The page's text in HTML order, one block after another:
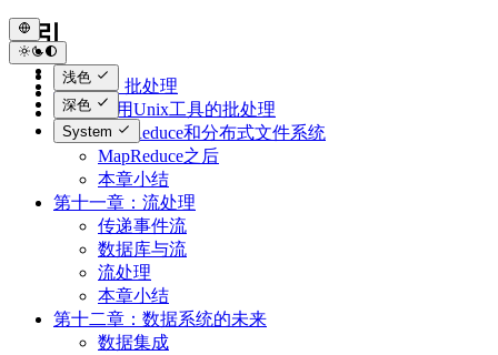
浅色
深色
System
索引
第十章：批处理
使用Unix工具的批处理
MapReduce和分布式文件系统
MapReduce之后
本章小结
第十一章：流处理
传递事件流
数据库与流
流处理
本章小结
第十二章：数据系统的未来
数据集成